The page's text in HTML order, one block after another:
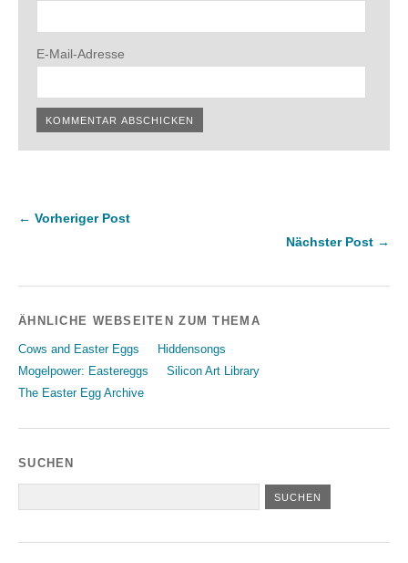
E-Mail-Adresse
← Vorheriger Post
Nächster Post →
ÄHNLICHE WEBSEITEN ZUM THEMA
Cows and Easter Eggs
Hiddensongs
Mogelpower: Eastereggs
Silicon Art Library
The Easter Egg Archive
SUCHEN